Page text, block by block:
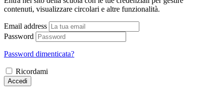
contenuti, visualizzare circolari e altre funzionalità.
Email address
Password
Password dimenticata?
Ricordami
Accedi